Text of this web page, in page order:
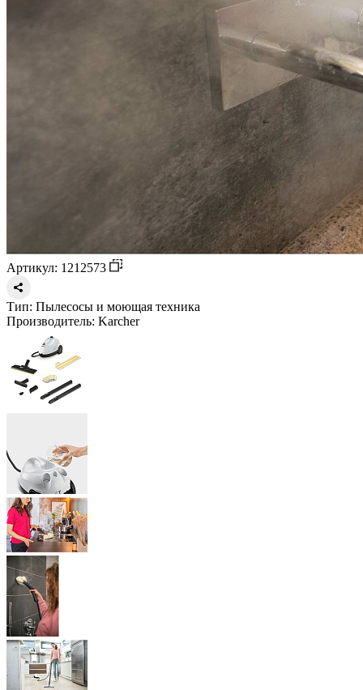
Артикул: 1212573
Тип: Пылесосы и моющая техника
Производитель: Karcher